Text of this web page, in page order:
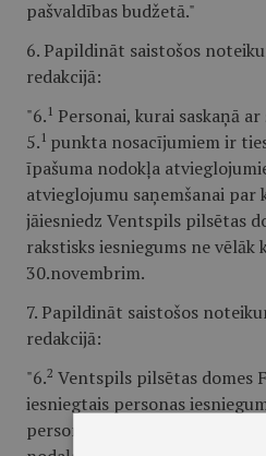
pašvaldības budžetā."
6. Papildināt saistošos
redakcijā:
"6. 1 Personai, kurai saskaņā
5. 1 punkta nosacījumiem ir
īpašuma nodokļa
atvieglojumu saņemšanai par
jāiesniedz Ventspils pilsētas
rakstisks iesniegums ne vēlāk
30.novembrim.
7. Papildināt saistošos
redakcijā:
"6.2 Ventspils pilsētas domes
iesniegtais personas
personas atļauju Ventspils